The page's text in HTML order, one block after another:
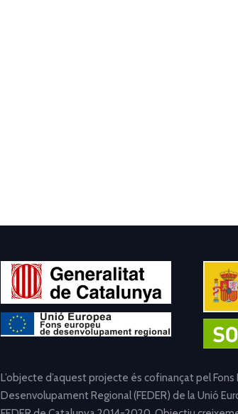
L’objecte d’aquest projecte és cofinançat pel Fons
Desenvolupament Regional (FEDER) de la Unió